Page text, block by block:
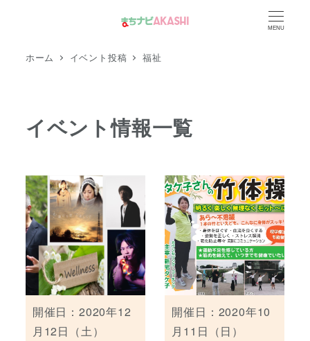
MENU
ホーム イベント投稿 福祉
イベント情報一覧
開催日：2020年12
月12日（土）
開催日：2020年10
月11日（日）